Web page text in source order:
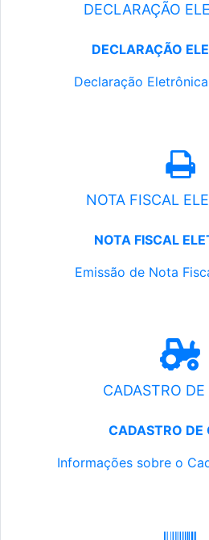
DECLARAÇÃO
DECLARAÇÃO
Declaração
NOTA FISCAL
NOTA FISCAL
Emissão de Nota
CADASTRO DE
CADASTRO DE
Informações sobre o